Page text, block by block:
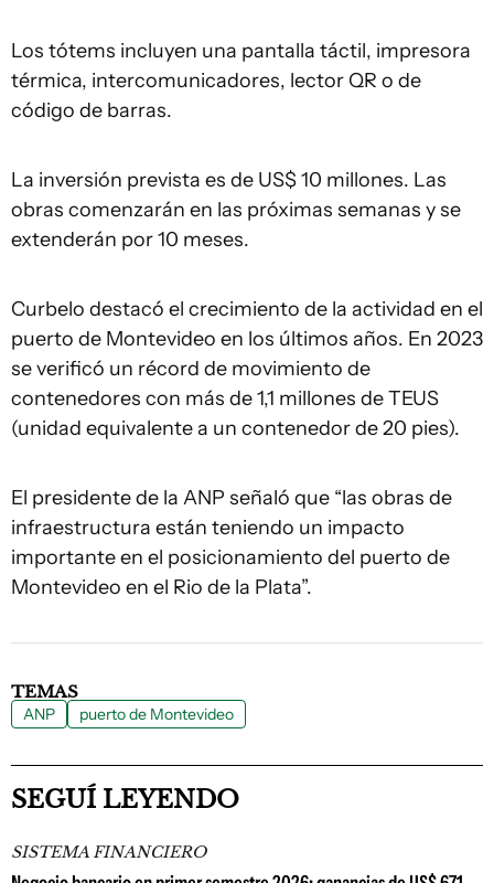
Los tótems incluyen una pantalla táctil, impresora
térmica, intercomunicadores, lector QR o de
código de barras.
La inversión prevista es de US$ 10 millones. Las
obras comenzarán en las próximas semanas y se
extenderán por 10 meses.
Curbelo destacó el crecimiento de la actividad en el
puerto de Montevideo en los últimos años. En 2023
se verificó un récord de movimiento de
contenedores con más de 1,1 millones de TEUS
(unidad equivalente a un contenedor de 20 pies).
El presidente de la ANP señaló que “las obras de
infraestructura están teniendo un impacto
importante en el posicionamiento del puerto de
Montevideo en el Rio de la Plata”.
TEMAS
ANP puerto de Montevideo
SEGUÍ LEYENDO
SISTEMA FINANCIERO